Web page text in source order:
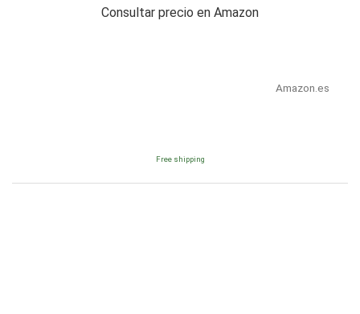
Consultar precio en Amazon
Amazon.es
Free shipping